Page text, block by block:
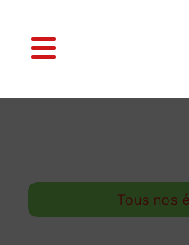
Tous nos